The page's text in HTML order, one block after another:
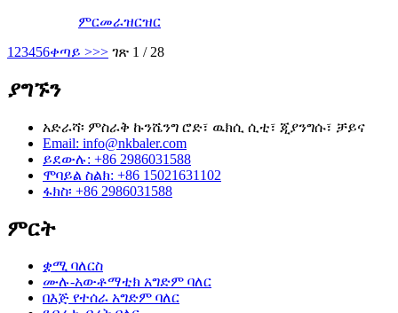
ምርመራዝርዝር
1 23456ቀጣይ >>> ገጽ 1 / 28
ያግኙን
አድራሻ፡ ምስራቅ ኩንሼንግ ሮድ፣ ዉክሲ ሲቲ፣ ጂያንግሱ፣ ቻይና
Email: info@nkbaler.com
ይደውሉ: +86 2986031588
ሞባይል ስልክ: +86 15021631102
ፋክስ፡ +86 2986031588
ምርት
ቋሚ ባለርስ
ሙሉ-አውቶማቲክ አግድም ባለር
በእጅ የተሰራ አግድም ባለር